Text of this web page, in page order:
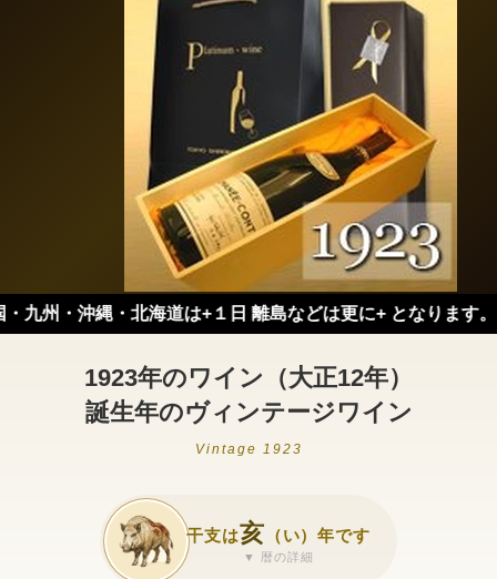
沖縄・北海道は+１日 離島などは更に+ となります。）
1923年のワイン（大正12年）
誕生年のヴィンテージワイン
Vintage 1923
干支は亥 （い）年です
▼ 暦の詳細